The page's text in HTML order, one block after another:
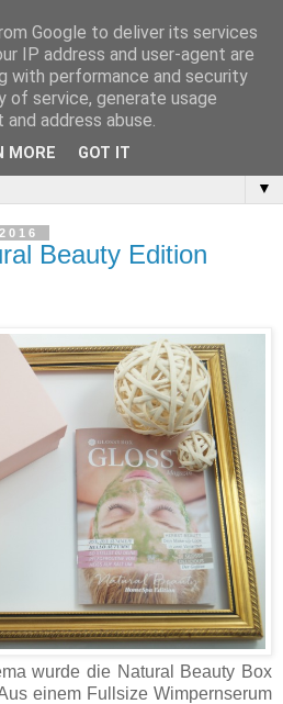
▼
Beauty Edition
wurde die Natural Beauty Box
einem Fullsize Wimpernserum
Google to deliver its services
IP address and user-agent are
with performance and security
of service, generate usage
address abuse.
MORE GOT IT